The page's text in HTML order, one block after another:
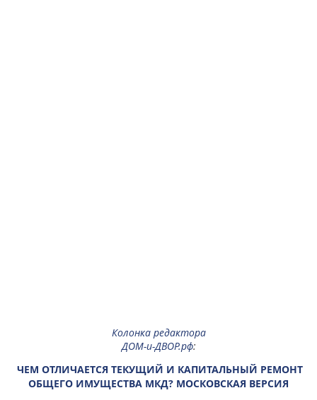
Колонка редактора
ДОМ-и-ДВОР.рф:
ЧЕМ ОТЛИЧАЕТСЯ ТЕКУЩИЙ И КАПИТАЛЬНЫЙ РЕМОНТ
ОБЩЕГО ИМУЩЕСТВА МКД? МОСКОВСКАЯ ВЕРСИЯ